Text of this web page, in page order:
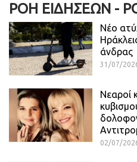
ΡΟΉ ΕΙΔΉΣΕΩΝ -
Νέο
άνδρας
31/07/
Νεαροί
02/07/